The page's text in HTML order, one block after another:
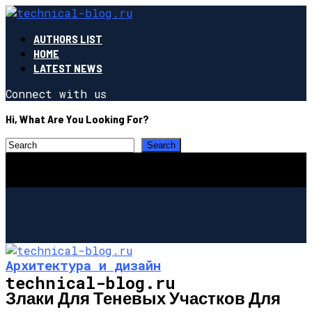
AUTHORS LIST
HOME
LATEST NEWS
Connect with us
Hi, What Are You Looking For?
technical-blog.ru
Архитектура и дизайн
Злаки Для Теневых Участков Для